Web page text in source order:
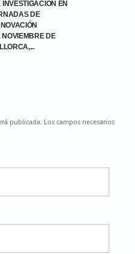
EN
DE
NOVIEMBRE DE
publicada. Los campos necesarios